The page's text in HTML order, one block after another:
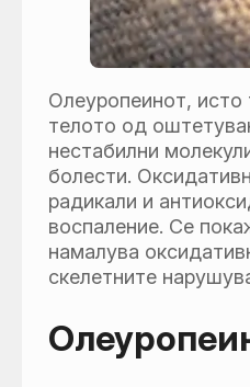
Олеуропеинот, исто
телото од
нестабилни
болести.
радикали и
воспаление. Се
намалува
скелетните